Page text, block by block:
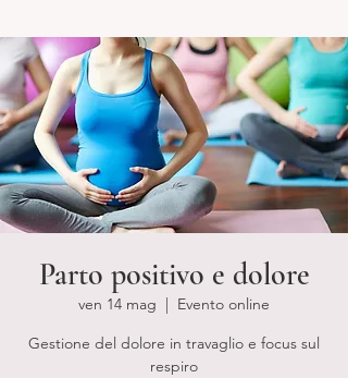
Parto positivo e dolore
ven 14 mag
  |
Evento online
Gestione del dolore in travaglio e focus sul
respiro